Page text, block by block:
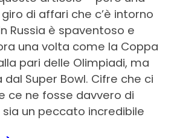
di affari che c’è intorno
Russia è spaventoso e
una volta come la Coppa
pari delle Olimpiadi, ma
Super Bowl. Cifre che ci
ce ne fosse davvero di
un peccato incredibile